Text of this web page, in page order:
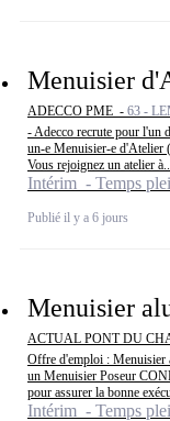
Menuisier
ADECCO PME - 63 -
- Adecco recrute pour l'un
un-e Menuisier-e d'Atelier
Vous rejoignez un atelier
Intérim - Temps
Publié il y a 6 jours
Menuisier
ACTUAL PONT DU
Offre d'emploi : Menuisier
un Menuisier Poseur
pour assurer la bonne
Intérim - Temps